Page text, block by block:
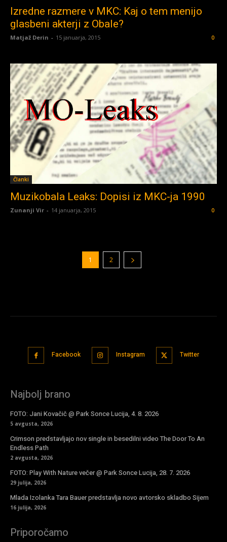
Izredne razmere v MKC: Kaj o tem menijo
glasbeni akterji z Obale?
Matjaž Derin - 15 januarja, 2015 0
Članki
Muzikobala Leaks: Dopisi iz MKC-ja 1990
Zunanji Vir - 14 januarja, 2015 0
1 2
Facebook Instagram Twitter
Najbolj brano
FOTO: Jani Kovačič @ Park Sonce Lucija, 4. 8. 2026
5 avgusta, 2026
Crimson predstavljajo nov single in besedilni video The Door To An
Endless Path
2 avgusta, 2026
FOTO: Play With Nature večer @ Park Sonce Lucija, 28. 7. 2026
29 julija, 2026
Mlada Izolanka Tara Bauer predstavlja novo avtorsko skladbo Sijem
16 julija, 2026
Priporočamo